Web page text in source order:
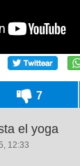
7
el yoga
12:33